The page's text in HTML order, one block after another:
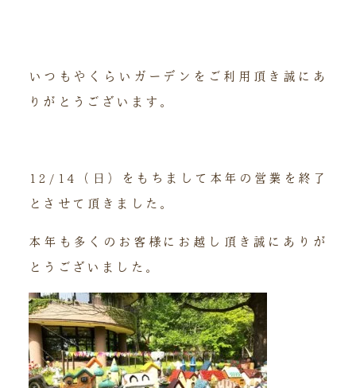
いつもやくらいガーデンをご利用頂き誠にあ
りがとうございます。
12/14（日）をもちまして本年の営業を終了
とさせて頂きました。
本年も多くのお客様にお越し頂き誠にありが
とうございました。